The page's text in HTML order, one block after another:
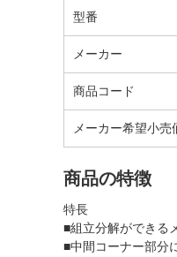
型番
メーカー
商品コード
メーカー希望小売
商品の特徴
特長
■組立分解ができる
■中間コーナー部分